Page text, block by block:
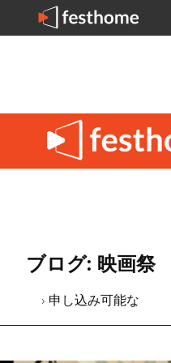
ブログ: 映画祭
› 申し込み可能な